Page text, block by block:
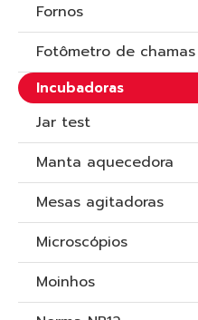
Fornos
Fotômetro de chamas
Incubadoras
Jar test
Manta aquecedora
Mesas agitadoras
Microscópios
Moinhos